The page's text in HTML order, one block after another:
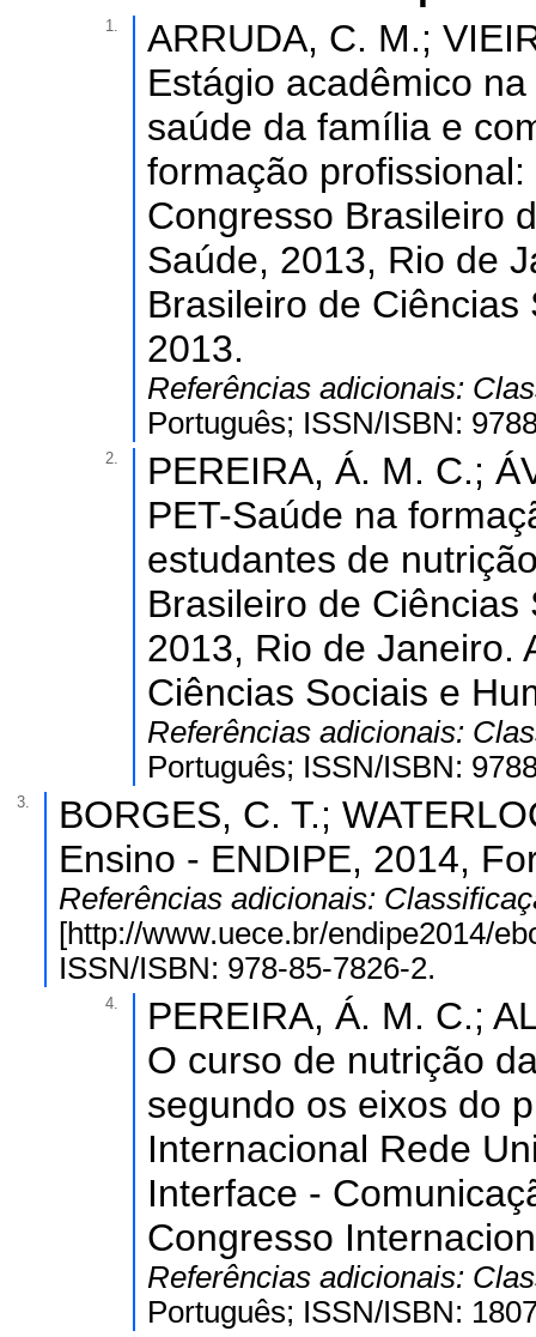
1.
ARRUDA, C. M.;
Estágio acadêmico
saúde da família e
formação
Congresso Brasileiro
Saúde, 2013, Rio de
Brasileiro de
2013.
Referências adicionais:
Português; ISSN/ISBN:
2.
PEREIRA, Á. M. C.;
PET-Saúde na
estudantes de
Brasileiro de
2013, Rio de Janeiro.
Ciências Sociais e
Referências adicionais:
Português; ISSN/ISBN:
3.
BORGES, C. T.;
Ensino - ENDIPE, 2014,
Referências adicionais:
[http://www.uece.br/endipe2014/
ISSN/ISBN: 978-85-7826-2.
4.
PEREIRA, Á. M. C.;
O curso de nutrição
segundo os eixos do
Internacional Rede
Interface -
Congresso
Referências adicionais:
Português; ISSN/ISBN: